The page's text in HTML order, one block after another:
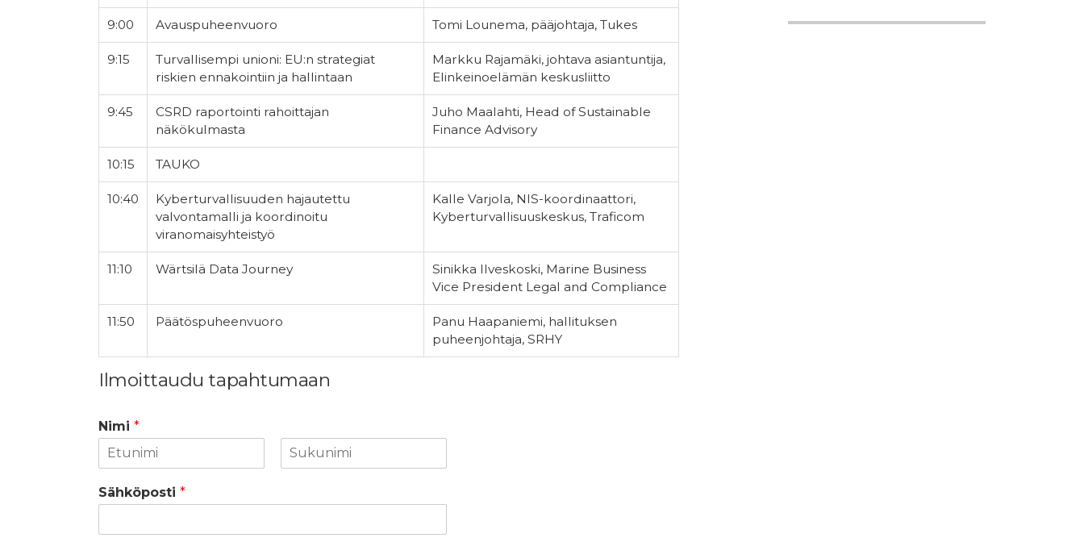
9:00 Avauspuheenvuoro Tomi Lounema, pääjohtaja, Tukes
9:15
Turvallisempi unioni: EU:n strategiat
riskien ennakointiin ja hallintaan
Markku Rajamäki, johtava asiantuntija,
Elinkeinoelämän keskusliitto
9:45
CSRD raportointi rahoittajan
näkökulmasta
Juho Maalahti, Head of Sustainable
Finance Advisory
10:15 TAUKO
10:40
Kyberturvallisuuden hajautettu
valvontamalli ja koordinoitu
viranomaisyhteistyö
Kalle Varjola, NIS-koordinaattori,
Kyberturvallisuuskeskus, Traficom
11:10 Wärtsilä Data Journey
Sinikka Ilveskoski, Marine Business
Vice President Legal and Compliance
11:50 Päätöspuheenvuoro
Panu Haapaniemi, hallituksen
puheenjohtaja, SRHY
Ilmoittaudu tapahtumaan
Nimi *
i
rSähköposti *